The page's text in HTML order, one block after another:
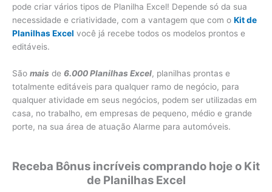
pode criar vários tipos de Planilha Excel! Depende só da sua
necessidade e criatividade, com a vantagem que com o Kit de
Planilhas Excel você já recebe todos os modelos prontos e
editáveis.
São mais de 6.000 Planilhas Excel, planilhas prontas e
totalmente editáveis para qualquer ramo de negócio, para
qualquer atividade em seus negócios, podem ser utilizadas em
casa, no trabalho, em empresas de pequeno, médio e grande
porte, na sua área de atuação Alarme para automóveis.
Receba Bônus incríveis comprando hoje o Kit
de Planilhas Excel